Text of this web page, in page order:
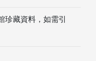
珍藏資料，如需引